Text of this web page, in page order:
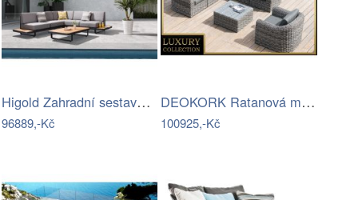
Higold Zahradní sestava HIGOLD - New…
96889,-Kč
DEOKORK Ratanová modulová sestava…
100925,-Kč